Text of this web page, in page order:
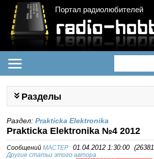
Портал радиолюбителей
Разделы
Раздел:Prakticka Elektronika
Prakticka Elektronika №4 2012
СообщенийMACTEP 01.04.2012 1:30:00 (
Другие статьи этого автора